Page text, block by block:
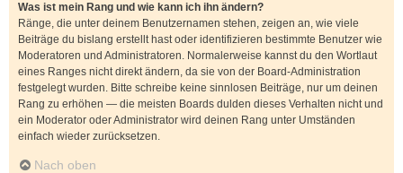
Was ist mein Rang und wie kann ich ihn ändern?
Ränge, die unter deinem Benutzernamen stehen, zeigen an, wie viele
Beiträge du bislang erstellt hast oder identifizieren bestimmte Benutzer wie
Moderatoren und Administratoren. Normalerweise kannst du den Wortlaut
eines Ranges nicht direkt ändern, da sie von der Board-Administration
festgelegt wurden. Bitte schreibe keine sinnlosen Beiträge, nur um deinen
Rang zu erhöhen — die meisten Boards dulden dieses Verhalten nicht und
ein Moderator oder Administrator wird deinen Rang unter Umständen
einfach wieder zurücksetzen.
Nach oben